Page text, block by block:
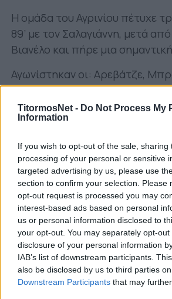
TitormosNet - Do Not Process My
Information
If you wish to opt-out of the sale, sharing
processing of your personal or sensitive
targeted advertising by us, please use
section to confirm your selection. Please
opt-out request is processed you may
interest-based ads based on personal
us or personal information disclosed to
your opt-out. You may separately opt-
disclosure of your personal information
IAB’s list of downstream participants.
also be disclosed by us to third parties
Downstream Participants that may
Η ομάδα του Αγρινίου πέτυχε
89’ με τον Σαλαγιάννη, μετά
Βιανέλο και πήρε μια
Αγωνίστηκαν οι: Αρεβάτζε,
Δάγκας), Λαγός (80’ Βιανέλο),
Οικονομίδης, Αθανασόπουλος,
Χατζηιωάννου), Αλμπάνης (68’
Τσεκούρας.